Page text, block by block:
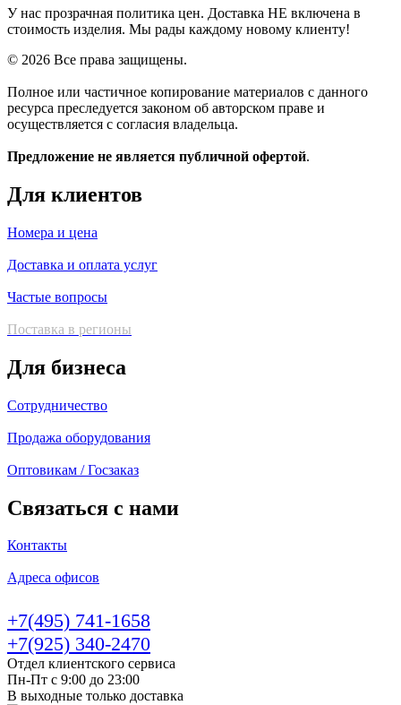
У нас прозрачная политика цен. Доставка НЕ включена в
стоимость изделия. Мы рады каждому новому клиенту!
© 2026 Все права защищены.
Полное или частичное копирование материалов с данного
ресурса преследуется законом об авторском праве и
осуществляется с согласия владельца.
Предложение не является публичной офертой.
Для клиентов
Номера и цена
Доставка и оплата услуг
Частые вопросы
Поставка в регионы
Для бизнеса
Сотрудничество
Продажа оборудования
Оптовикам / Госзаказ
Связаться с нами
Контакты
Адреса офисов
+7(495) 741-1658
+7(925) 340-2470
Отдел клиентского сервиса
Пн-Пт с 9:00 до 23:00
В выходные только доставка